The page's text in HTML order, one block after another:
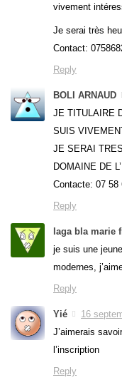
vivement
Je serai très
Contact:
Reply
BOLI ARNAUD
JE TITULAIRE
SUIS
JE SERAI
DOMAINE DE
Contacte: 07 58
Reply
laga bla marie
je suis une
modernes,
Reply
Yié
16
J’aimerais
l’inscription
Reply